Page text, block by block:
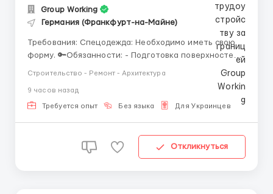
Group Working
Германия (Франкфурт-на-Майне)
Требования: Спецодежда: Необходимо иметь свою
форму. 🔑Обязанности: - Подготовка поверхностей
керамической, керамогранитной, мозаичной и
других видов плитки на стены, полы и иные
Строительство - Ремонт - Архитектура
9 часов назад
Требуется опыт Без языка Для Украинцев
Откликнуться